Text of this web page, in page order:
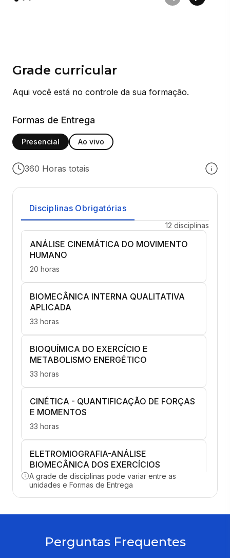
Grade curricular
Aqui você está no controle da sua formação.
Formas de Entrega
Presencial Ao vivo
360 Horas totais
Disciplinas Obrigatórias
12 disciplinas
ANÁLISE CINEMÁTICA DO MOVIMENTO
HUMANO
20 horas
BIOMECÂNICA INTERNA QUALITATIVA
APLICADA
33 horas
BIOQUÍMICA DO EXERCÍCIO E
METABOLISMO ENERGÉTICO
33 horas
CINÉTICA - QUANTIFICAÇÃO DE FORÇAS
E MOMENTOS
33 horas
ELETROMIOGRAFIA-ANÁLISE
BIOMECÂNICA DOS EXERCÍCIOS
20 horas
MOTRICIDADE HUMANA
A grade de disciplinas pode variar entre as
unidades e Formas de Entrega
Perguntas Frequentes